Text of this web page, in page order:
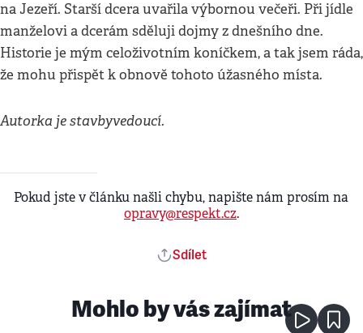
na Jezeří. Starší dcera uvařila výbornou večeři. Při jídle
manželovi a dcerám sděluji dojmy z dnešního dne.
Historie je mým celoživotním koníčkem, a tak jsem ráda,
že mohu přispět k obnově tohoto úžasného místa.
Autorka je stavbyvedoucí.
Pokud jste v článku našli chybu, napište nám prosím na
opravy@respekt.cz.
Sdílet
Mohlo by vás zajímat